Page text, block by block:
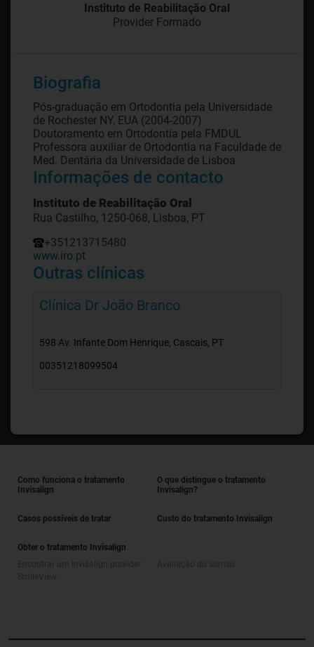
Instituto de Reabilitação Oral
Provider Formado
Biografia
Pós-graduação em Ortodontia pela Universidade
de Rochester NY, EUA (2004-2007)
Doutoramento em Ortodontia pela FMDUL
Professora auxiliar de Ortodontia na Faculdade de
Med. Dentária da Universidade de Lisboa
Informações de contacto
Instituto de Reabilitação Oral
Rua Castilho, 1250-068, Lisboa, PT
+351213715480
www.iro.pt
Outras clínicas
Clínica Dr João Branco
598 Av. Infante Dom Henrique, Cascais, PT
00351218099504
Como funciona o tratamento
Invisalign
O que distingue o tratamento
Invisalign?
Casos possíveis de tratar Custo do tratamento Invisalign
Obter o tratamento Invisalign